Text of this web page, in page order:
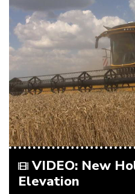
VIDEO: New
Elevation